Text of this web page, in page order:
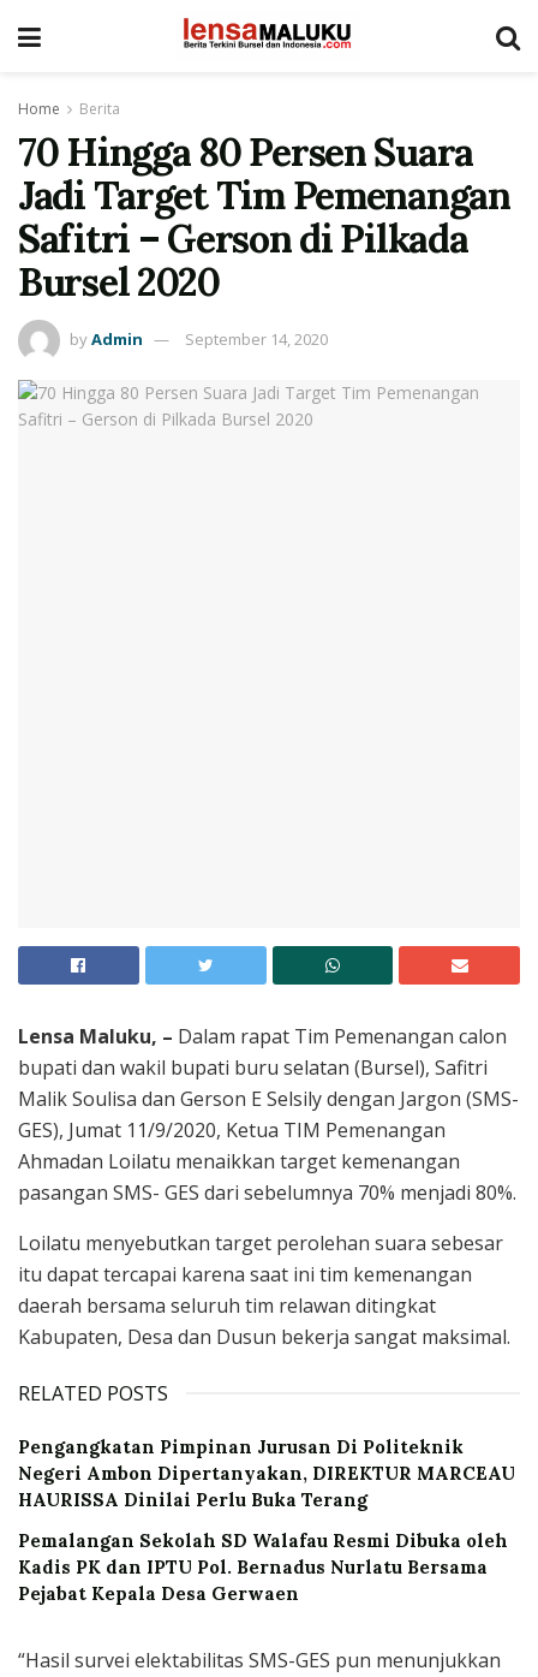
Home Berita
70 Hingga 80 Persen Suara
Jadi Target Tim Pemenangan
Safitri – Gerson di Pilkada
Bursel 2020
byAdmin September 14, 2020
Lensa Maluku, – Dalam rapat Tim Pemenangan calon
bupati dan wakil bupati buru selatan (Bursel), Safitri
Malik Soulisa dan Gerson E Selsily dengan Jargon (SMS-
GES), Jumat 11/9/2020, Ketua TIM Pemenangan
Ahmadan Loilatu menaikkan target kemenangan
pasangan SMS- GES dari sebelumnya 70% menjadi 80%.
Loilatu menyebutkan target perolehan suara sebesar
itu dapat tercapai karena saat ini tim kemenangan
daerah bersama seluruh tim relawan ditingkat
Kabupaten, Desa dan Dusun bekerja sangat maksimal.
RELATED POSTS
Pengangkatan Pimpinan Jurusan Di Politeknik
Negeri Ambon Dipertanyakan, DIREKTUR MARCEAU
HAURISSA Dinilai Perlu Buka Terang
Pemalangan Sekolah SD Walafau Resmi Dibuka oleh
Kadis PK dan IPTU Pol. Bernadus Nurlatu Bersama
Pejabat Kepala Desa Gerwaen
“Hasil survei elektabilitas SMS-GES pun menunjukkan